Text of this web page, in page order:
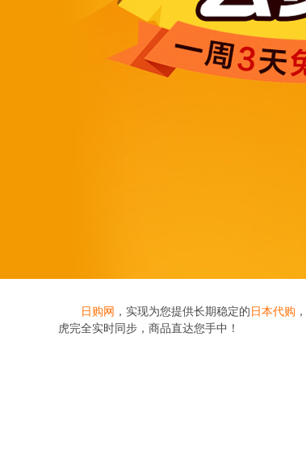
日购网 ，实现为您提供长期稳定的日本代购 ，
虎完全实时同步，商品直达您手中！